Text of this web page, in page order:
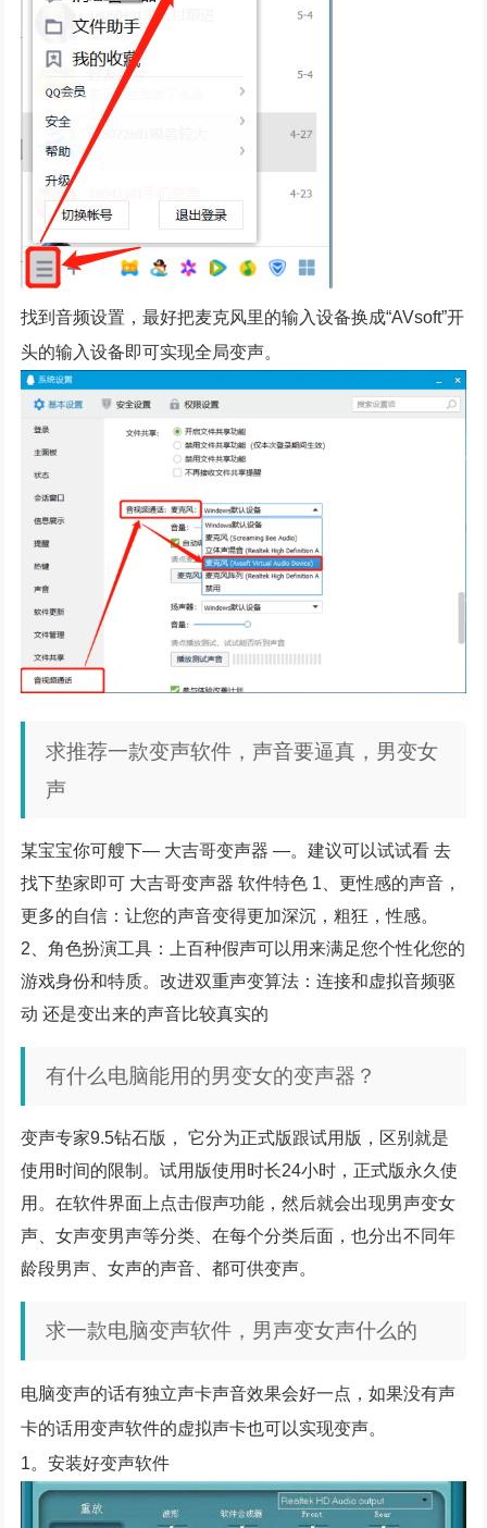
找到音频设置，最好把麦克风里的输入设备换成“AVsoft”开
头的输入设备即可实现全局变声。
求推荐一款变声软件，声音要逼真，男变女
声
某宝宝你可艘下— 大吉哥变声器 —。建议可以试试看 去
找下垫家即可 大吉哥变声器 软件特色 1、更性感的声音，
更多的自信：让您的声音变得更加深沉，粗狂，性感。
2、角色扮演工具：上百种假声可以用来满足您个性化您的
游戏身份和特质。改进双重声变算法：连接和虚拟音频驱
动 还是变出来的声音比较真实的
有什么电脑能用的男变女的变声器？
变声专家9.5钻石版， 它分为正式版跟试用版，区别就是
使用时间的限制。试用版使用时长24小时，正式版永久使
用。在软件界面上点击假声功能，然后就会出现男声变女
声、女声变男声等分类、在每个分类后面，也分出不同年
龄段男声、女声的声音、都可供变声。
求一款电脑变声软件，男声变女声什么的
电脑变声的话有独立声卡声音效果会好一点，如果没有声
卡的话用变声软件的虚拟声卡也可以实现变声。
1。安装好变声软件